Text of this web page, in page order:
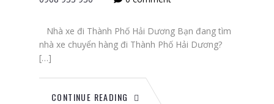
Nhà xe đi Thành Phố Hải Dương Bạn đang tìm
nhà xe chuyển hàng đi Thành Phố Hải Dương?
[…]
CONTINUE READING